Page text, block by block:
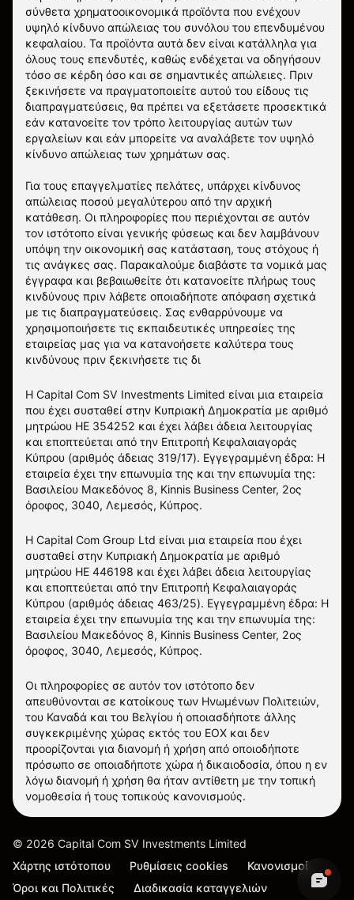
σύνθετα χρηματοοικονομικά προϊόντα που ενέχουν
υψηλό κίνδυνο απώλειας του συνόλου του επενδυμένου
κεφαλαίου. Τα προϊόντα αυτά δεν είναι κατάλληλα για
όλους τους επενδυτές, καθώς ενδέχεται να οδηγήσουν
τόσο σε κέρδη όσο και σε σημαντικές απώλειες. Πριν
ξεκινήσετε να πραγματοποιείτε αυτού του είδους τις
διαπραγματεύσεις, θα πρέπει να εξετάσετε προσεκτικά
εάν κατανοείτε τον τρόπο λειτουργίας αυτών των
εργαλείων και εάν μπορείτε να αναλάβετε τον υψηλό
κίνδυνο απώλειας των χρημάτων σας.
Για τους επαγγελματίες πελάτες, υπάρχει κίνδυνος
απώλειας ποσού μεγαλύτερου από την αρχική
κατάθεση. Οι πληροφορίες που περιέχονται σε αυτόν
τον ιστότοπο είναι γενικής φύσεως και δεν λαμβάνουν
υπόψη την οικονομική σας κατάσταση, τους στόχους ή
τις ανάγκες σας. Παρακαλούμε διαβάστε τα νομικά μας
έγγραφα και βεβαιωθείτε ότι κατανοείτε πλήρως τους
κινδύνους πριν λάβετε οποιαδήποτε απόφαση σχετικά
με τις διαπραγματεύσεις. Σας ενθαρρύνουμε να
χρησιμοποιήσετε τις εκπαιδευτικές υπηρεσίες της
εταιρείας μας για να κατανοήσετε καλύτερα τους
κινδύνους πριν ξεκινήσετε τις δι
Η Capital Com SV Investments Limited είναι μια εταιρεία
που έχει συσταθεί στην Κυπριακή Δημοκρατία με αριθμό
μητρώου HE 354252 και έχει λάβει άδεια λειτουργίας
και εποπτεύεται από την Επιτροπή Κεφαλαιαγοράς
Κύπρου (αριθμός άδειας 319/17). Εγγεγραμμένη έδρα: Η
εταιρεία έχει την επωνυμία της και την επωνυμία της:
Βασιλείου Μακεδόνος 8, Kinnis Business Center, 2ος
όροφος, 3040, Λεμεσός, Κύπρος.
Η Capital Com Group Ltd είναι μια εταιρεία που έχει
συσταθεί στην Κυπριακή Δημοκρατία με αριθμό
μητρώου ΗΕ 446198 και έχει λάβει άδεια λειτουργίας
και εποπτεύεται από την Επιτροπή Κεφαλαιαγοράς
Κύπρου (αριθμός άδειας 463/25). Εγγεγραμμένη έδρα: Η
εταιρεία έχει την επωνυμία της και την επωνυμία της:
Βασιλείου Μακεδόνος 8, Kinnis Business Center, 2ος
όροφος, 3040, Λεμεσός, Κύπρος.
Οι πληροφορίες σε αυτόν τον ιστότοπο δεν
απευθύνονται σε κατοίκους των Ηνωμένων Πολιτειών,
του Καναδά και του Βελγίου ή οποιασδήποτε άλλης
συγκεκριμένης χώρας εκτός του ΕΟΧ και δεν
προορίζονται για διανομή ή χρήση από οποιοδήποτε
πρόσωπο σε οποιαδήποτε χώρα ή δικαιοδοσία, όπου η εν
λόγω διανομή ή χρήση θα ήταν αντίθετη με την τοπική
νομοθεσία ή τους τοπικούς κανονισμούς.
© 2026 Capital Com SV Investments Limited
Χάρτης ιστότοπου
Ρυθμίσεις cookies
Κανονισμοί
Όροι και Πολιτικές
Διαδικασία καταγγελιών